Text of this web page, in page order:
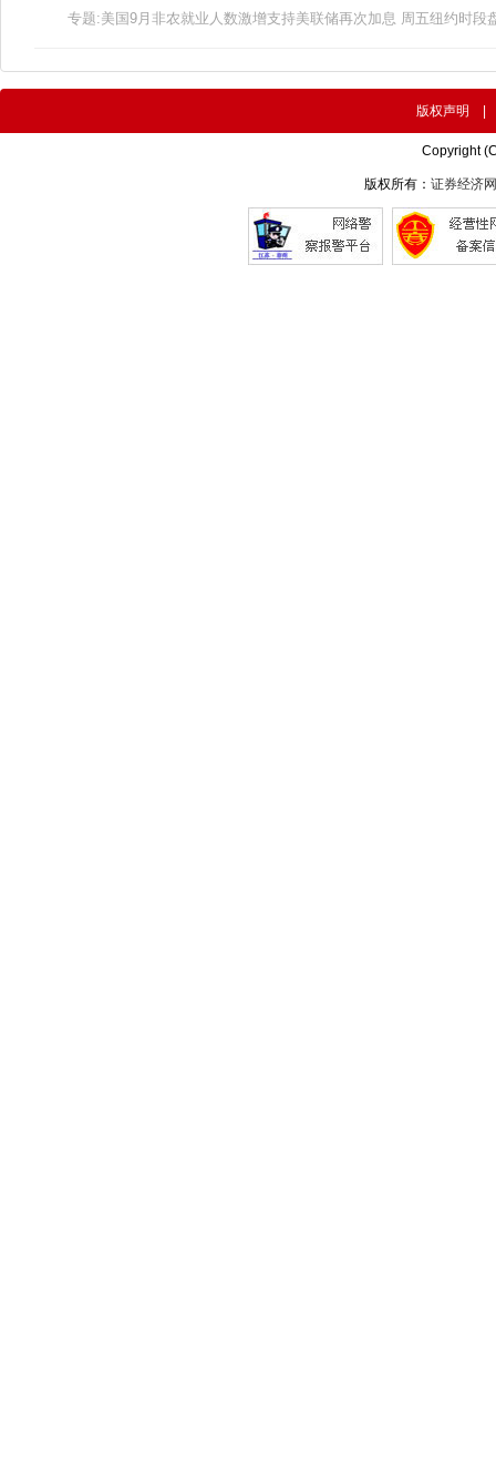
专题:美国9月非农就业人数激增支持美联储再次加息 周五纽约时段
版权声明
Copyright
版权所有：证券经济